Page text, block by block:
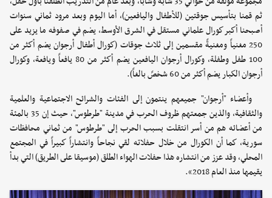
ثم قمنا بتأسيس جوقتين (للأطفال واليافعين)، أما اليوم وبعد مرود ثماني سنوات
أصبحنا أكبر كورال علماني مستقل في الشرق الأوسط، يضم في صفوفه ما يزيد على
250 مغنياً ومغنيةً مقسمين إلى ثلاث جوقات (كورال أطفال أرجوان يضم أكثر من
100 طفل وطفلة، وكورال أرجوان اليافعين يضم أكثر من 80 يافعاً ويافعة، وكورال
أرجوان الكبار يضم أكثر من 60 شخصً بالغاً).
وأعضاء "أرجوان" جميعهم ينتمون إلى الفئات والشرائح الاجتماعية والعلمية
والثقافية، والذين جمعتهم ظروف الحرب في مدينة "طرطوس"، حيث إن 35 بالمئة
من أعضائه هم من أسر انتقلت بسبب الحرب إلى "طرطوس" من ثماني محافظات
سورية، كما أن الكورال من خلال حفلاته لقي نجاحاً وانتشاراً كبيراً في المجتمع
المحلي، وقد عزز من انتشاره هذا حفلات الهواء الطلق (موسيقا على الطريق) التي بدأ
يقيمها منذ العام 2018».